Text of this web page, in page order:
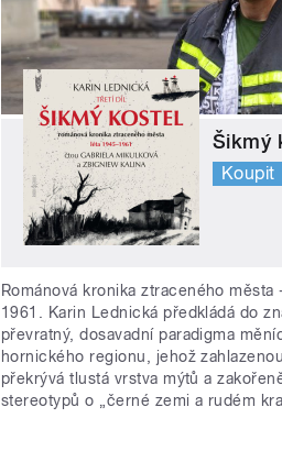
Šikmý
Koupit
Románová kronika ztraceného města
1961. Karin Lednická předkládá do
převratný, dosavadní paradigma
hornického regionu, jehož
překrývá tlustá vrstva mýtů a
stereotypů o „černé zemi a rudém